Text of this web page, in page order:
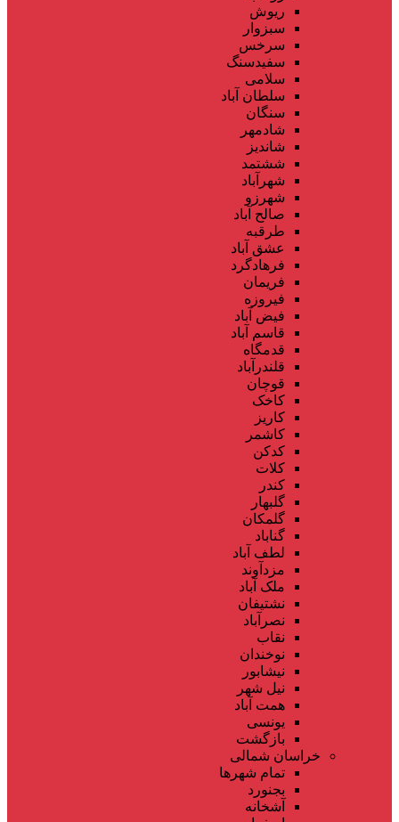
ریوش
سبزوار
سرخس
سفیدسنگ
سلامی
سلطان آباد
سنگان
شادمهر
شاندیز
ششتمد
شهرآباد
شهرزو
صالح آباد
طرقبه
عشق آباد
فرهادگرد
فریمان
فیروزه
فیض آباد
قاسم آباد
قدمگاه
قلندرآباد
قوچان
کاخک
کاریز
کاشمر
کدکن
کلات
کندر
گلبهار
گلمکان
گناباد
لطف آباد
مزدآوند
ملک آباد
نشتیفان
نصرآباد
نقاب
نوخندان
نیشابور
نیل شهر
همت آباد
یونسی
بازگشت
خراسان شمالی
تمام شهر‌ها
بجنورد
آشخانه